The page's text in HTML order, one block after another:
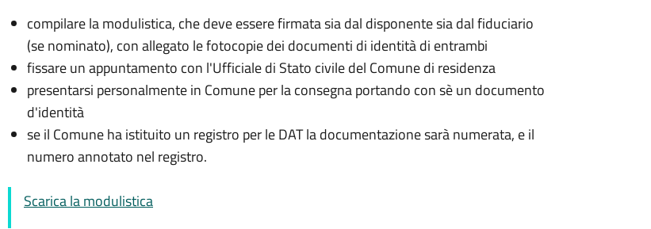
compilare la modulistica, che deve essere firmata sia dal disponente sia dal fiduciario
(se nominato), con allegato le fotocopie dei documenti di identità di entrambi
fissare un appuntamento con l'Ufficiale di Stato civile del Comune di residenza
presentarsi personalmente in Comune per la consegna portando con sè un documento
d'identità
se il Comune ha istituito un registro per le DAT la documentazione sarà numerata, e il
numero annotato nel registro.
Scarica la modulistica